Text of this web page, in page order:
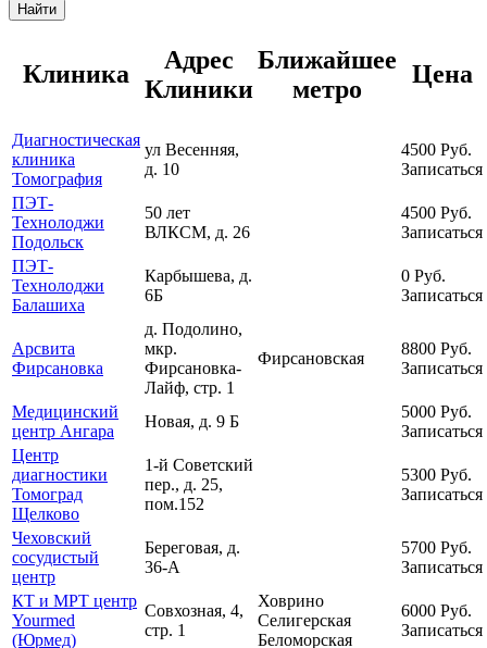
Найти
Клиника
Адрес
Клиники
Ближайшее
метро
Цена
Диагностическая
клиника
Томография
ул Весенняя,
д. 10
4500 Руб.
Записаться
ПЭТ-
Технолоджи
Подольск
50 лет
ВЛКСМ, д. 26
4500 Руб.
Записаться
ПЭТ-
Технолоджи
Балашиха
Карбышева, д.
6Б
0 Руб.
Записаться
Арсвита
Фирсановка
д. Подолино,
мкр.
Фирсановка-
Лайф, стр. 1
Фирсановская
8800 Руб.
Записаться
Медицинский
центр Ангара
Новая, д. 9 Б
5000 Руб.
Записаться
Центр
диагностики
Томоград
Щелково
1-й Советский
пер., д. 25,
пом.152
5300 Руб.
Записаться
Чеховский
сосудистый
центр
Береговая, д.
36-А
5700 Руб.
Записаться
КТ и МРТ центр
Yourmed
(Юрмед)
Совхозная, 4,
стр. 1
Ховрино
Селигерская
Беломорская
6000 Руб.
Записаться